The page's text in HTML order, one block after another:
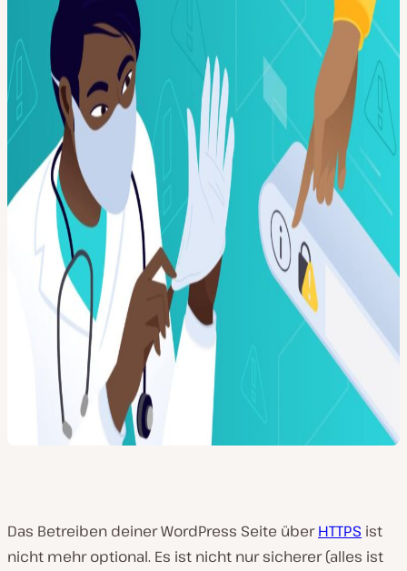
Das Betreiben deiner WordPress Seite überHTTPS ist
nicht mehr optional. Es ist nicht nur sicherer (alles ist